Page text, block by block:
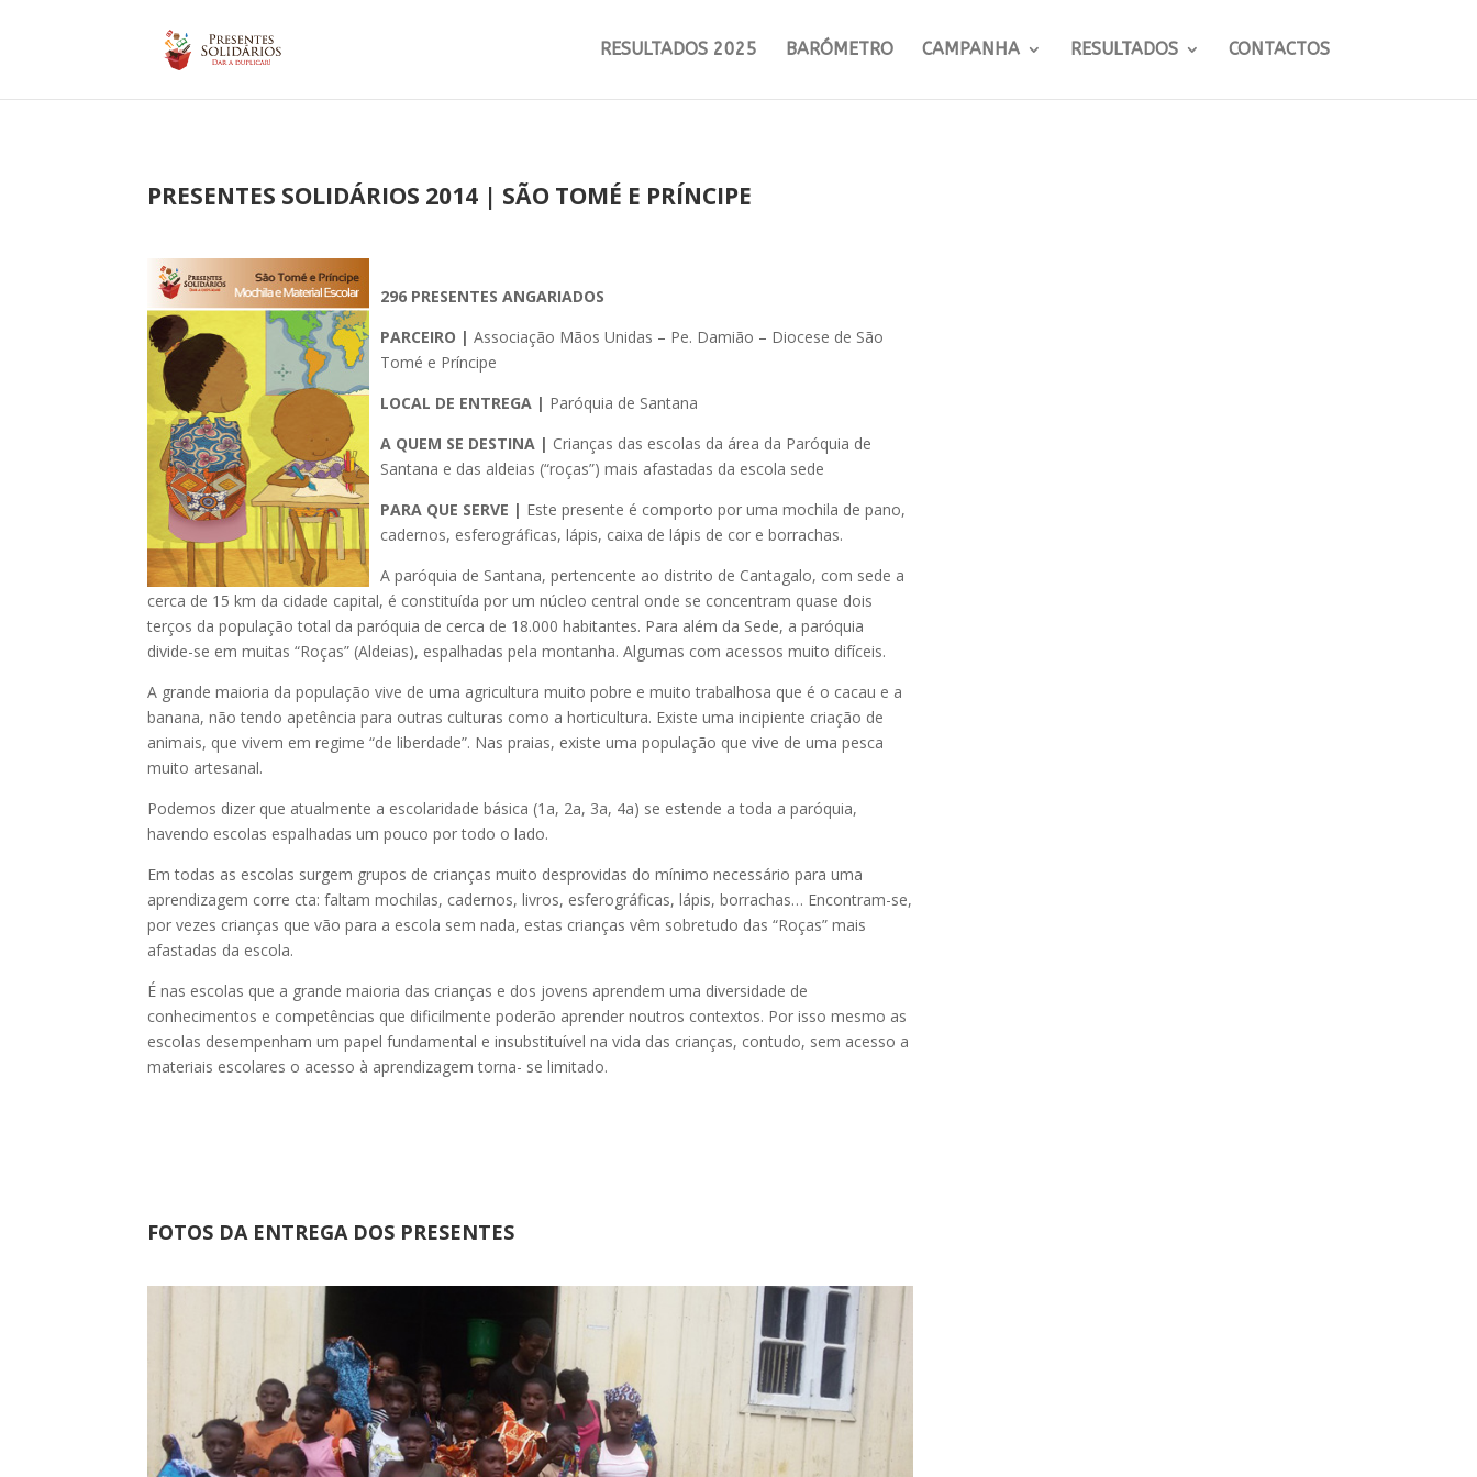
RESULTADOS 2025 BARÓMETRO CAMPANHA RESULTADOS CONTACTOS
PRESENTES SOLIDÁRIOS 2014 | SÃO TOMÉ E PRÍNCIPE
296 PRESENTES ANGARIADOS
PARCEIRO | Associação Mãos Unidas – Pe. Damião – Diocese de São
Tomé e Príncipe
LOCAL DE ENTREGA | Paróquia de Santana
A QUEM SE DESTINA | Crianças das escolas da área da Paróquia de
Santana e das aldeias (“roças”) mais afastadas da escola sede
PARA QUE SERVE | Este presente é comporto por uma mochila de pano,
cadernos, esferográficas, lápis, caixa de lápis de cor e borrachas.
A paróquia de Santana, pertencente ao distrito de Cantagalo, com sede a
cerca de 15 km da cidade capital, é constituída por um núcleo central onde se concentram quase dois
terços da população total da paróquia de cerca de 18.000 habitantes. Para além da Sede, a paróquia
divide-se em muitas “Roças” (Aldeias), espalhadas pela montanha. Algumas com acessos muito difíceis.
A grande maioria da população vive de uma agricultura muito pobre e muito trabalhosa que é o cacau e a
banana, não tendo apetência para outras culturas como a horticultura. Existe uma incipiente criação de
animais, que vivem em regime “de liberdade”. Nas praias, existe uma população que vive de uma pesca
muito artesanal.
Podemos dizer que atualmente a escolaridade básica (1a, 2a, 3a, 4a) se estende a toda a paróquia,
havendo escolas espalhadas um pouco por todo o lado.
Em todas as escolas surgem grupos de crianças muito desprovidas do mínimo necessário para uma
aprendizagem corre cta: faltam mochilas, cadernos, livros, esferográficas, lápis, borrachas… Encontram-se,
por vezes crianças que vão para a escola sem nada, estas crianças vêm sobretudo das “Roças” mais
afastadas da escola.
É nas escolas que a grande maioria das crianças e dos jovens aprendem uma diversidade de
conhecimentos e competências que dificilmente poderão aprender noutros contextos. Por isso mesmo as
escolas desempenham um papel fundamental e insubstituível na vida das crianças, contudo, sem acesso a
materiais escolares o acesso à aprendizagem torna- se limitado.
FOTOS DA ENTREGA DOS PRESENTES